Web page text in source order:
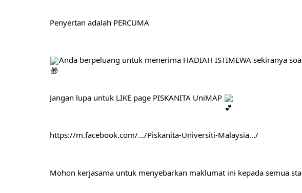
Penyertan adalah PERCUMA
Anda berpeluang untuk menerima HADIAH ISTIMEWA sekiranya
Jangan lupa untuk LIKE page PISKANITA UniMAP
https://m.facebook.com/.../Piskanita-Universiti-Malaysia.../
Mohon kerjasama untuk menyebarkan maklumat ini kepada semua